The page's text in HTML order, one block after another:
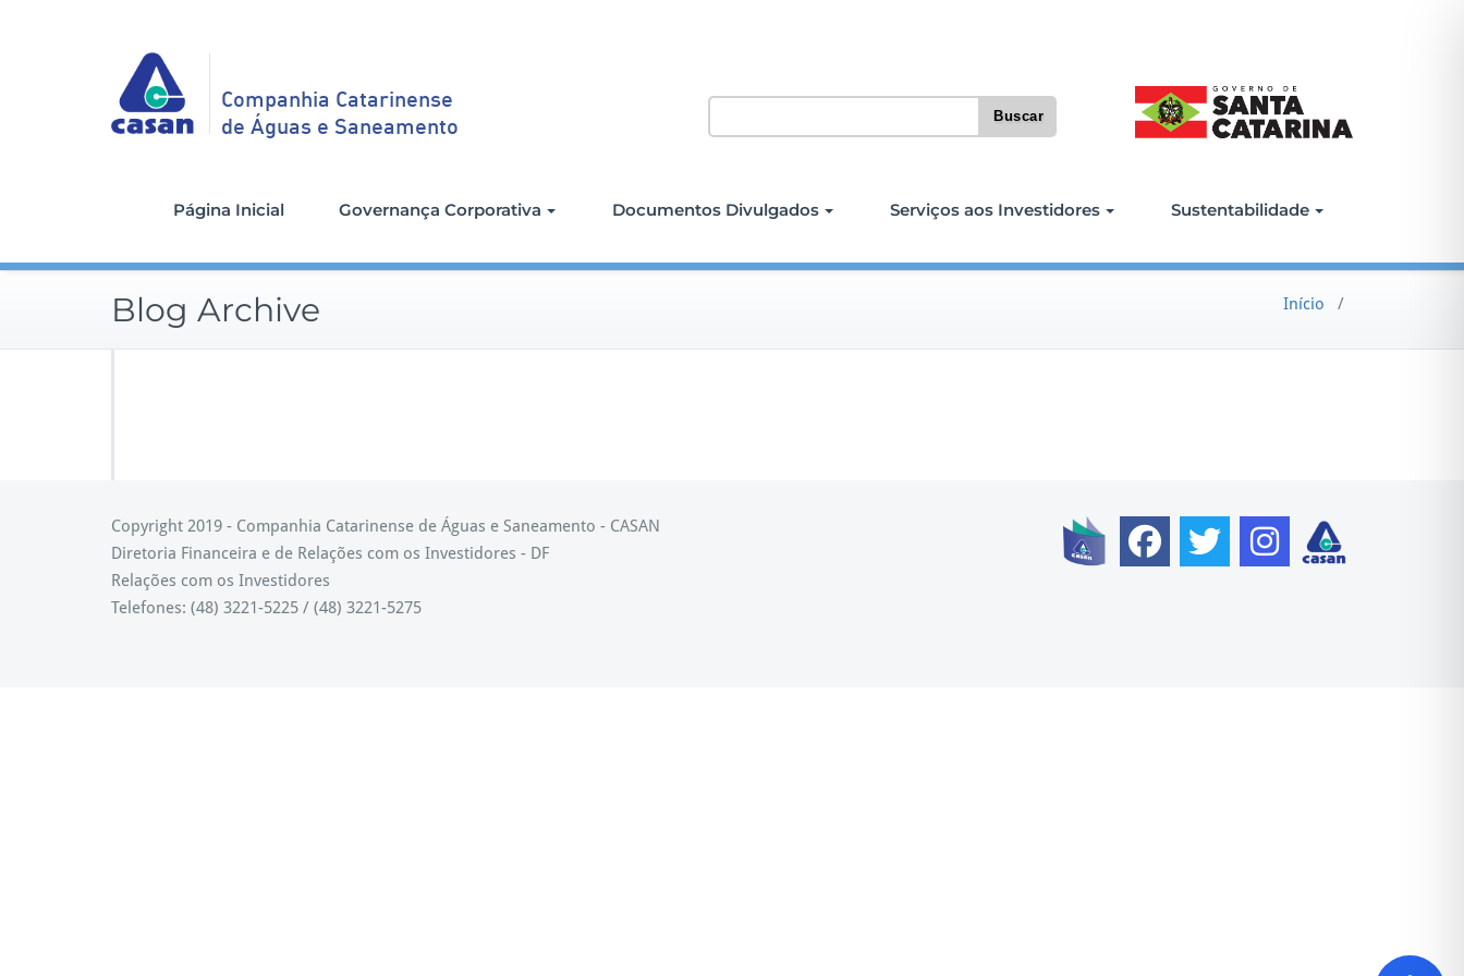
Companhia Catarinense
de Águas e Saneamento
Página Inicial Governança Corporativa Documentos Divulgados Serviços aos Investidores Sustentabilidade
Blog Archive Início /
Copyright 2019 - Companhia Catarinense de Águas e Saneamento - CASAN
Diretoria Financeira e de Relações com os Investidores - DF
Relações com os Investidores
Telefones: (48) 3221-5225 / (48) 3221-5275